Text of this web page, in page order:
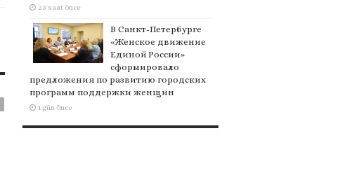
23 saat önce
В Санкт-Петербурге
«Женское движение
Единой России»
сформировало
предложения по развитию городских
программ поддержки женщин
1 gün önce